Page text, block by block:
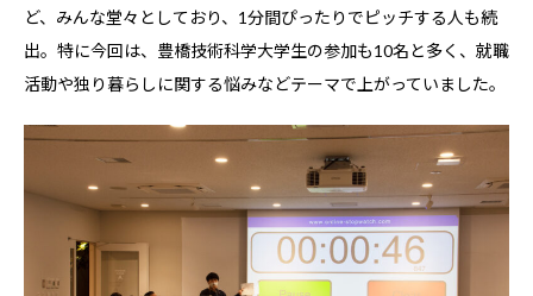
ど、みんな堂々としており、1分間ぴったりでピッチする人も続
出。特に今回は、豊橋技術科学大学生の参加も10名と多く、就職
活動や独り暮らしに関する悩みなどテーマで上がっていました。